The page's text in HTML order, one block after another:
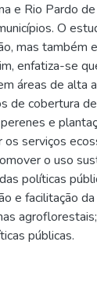
e Rio Pardo
O
mas também
enfatiza-se
áreas de alta
de cobertura
e
serviços
o uso
políticas
e facilitação
públicas.